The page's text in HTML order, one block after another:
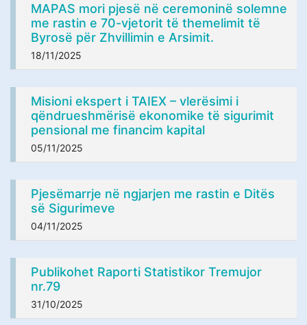
MAPAS mori pjesë në ceremoninë solemne
me rastin e 70-vjetorit të themelimit të
Byrosë për Zhvillimin e Arsimit.
18/11/2025
Misioni ekspert i TAIEX – vlerësimi i
qëndrueshmërisë ekonomike të sigurimit
pensional me financim kapital
05/11/2025
Pjesëmarrje në ngjarjen me rastin e Ditës
së Sigurimeve
04/11/2025
Publikohet Raporti Statistikor Tremujor
nr.79
31/10/2025